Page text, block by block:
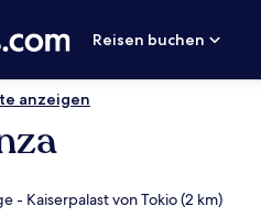
Reisen buchen
anzeigen
- Kaiserpalast von Tokio (2 km)